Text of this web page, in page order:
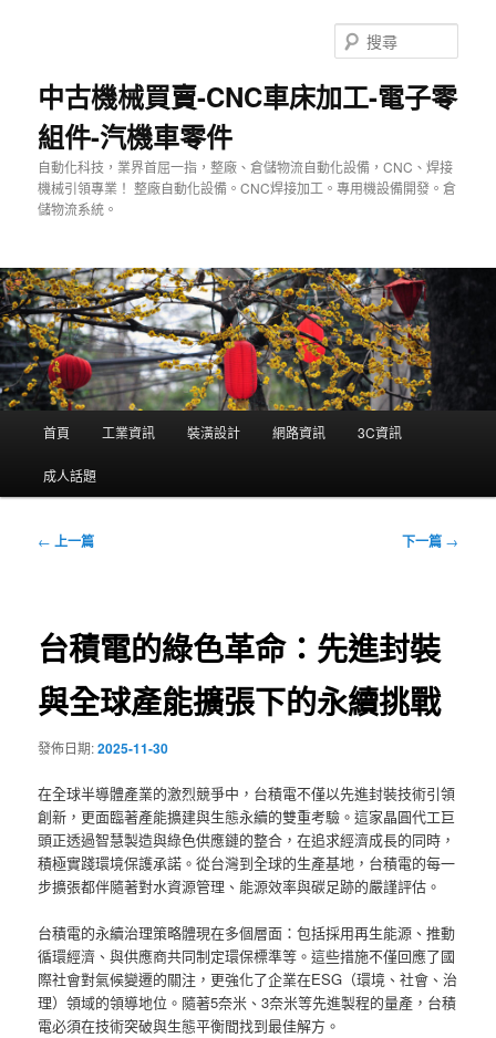
中古機械買賣-CNC車床加工-電子零
組件-汽機車零件
自動化科技，業界首屈一指，整廠、倉儲物流自動化設備，CNC、焊接
機械引領專業！ 整廠自動化設備。CNC焊接加工。專用機設備開發。倉
儲物流系統。
尋
單
首頁 工業資訊 裝潢設計 網路資訊 3C資訊
成人話題
文
← 上一篇 下一篇 →
台積電的綠色革命：先進封裝
與全球產能擴張下的永續挑戰
發佈日期:2025-11-30
在全球半導體產業的激烈競爭中，台積電不僅以先進封裝技術引領
創新，更面臨著產能擴建與生態永續的雙重考驗。這家晶圓代工巨
頭正透過智慧製造與綠色供應鏈的整合，在追求經濟成長的同時，
積極實踐環境保護承諾。從台灣到全球的生產基地，台積電的每一
步擴張都伴隨著對水資源管理、能源效率與碳足跡的嚴謹評估。
台積電的永續治理策略體現在多個層面：包括採用再生能源、推動
循環經濟、與供應商共同制定環保標準等。這些措施不僅回應了國
際社會對氣候變遷的關注，更強化了企業在ESG（環境、社會、治
理）領域的領導地位。隨著5奈米、3奈米等先進製程的量產，台積
電必須在技術突破與生態平衡間找到最佳解方。